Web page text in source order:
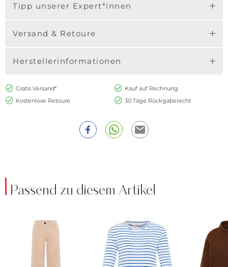
Tipp unserer Expert*innen
Versand & Retoure
Herstellerinformationen
Gratis Versand*
Kauf auf Rechnung
Kostenlose Retoure
30 Tage Rückgaberecht
Passend zu diesem Artikel